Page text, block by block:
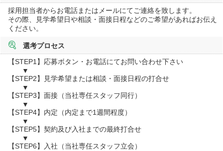
採用担当者からお電話またはメールにてご連絡を致します。
その際、見学希望日や相談・面接日程などのご希望があればお伝え
ください。
選考プロセス
【STEP1】応募ボタン・お電話にてお問い合わせ下さい
▼
【STEP2】見学希望または相談・面接日程の打合せ
▼
【STEP3】面接（当社専任スタッフ同行）
▼
【STEP4】内定（内定まで1週間程度）
▼
【STEP5】契約及び入社までの最終打合せ
▼
【STEP6】入社（当社専任スタッフ立会）